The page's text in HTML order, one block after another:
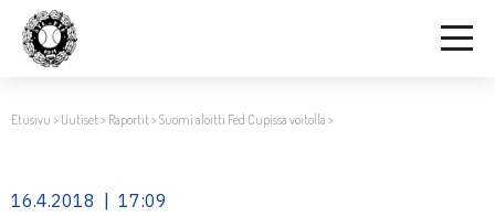
Etusivu > Uutiset> Raportit>Suomi aloitti Fed Cupissa voitolla >
16.4.2018 | 17:09